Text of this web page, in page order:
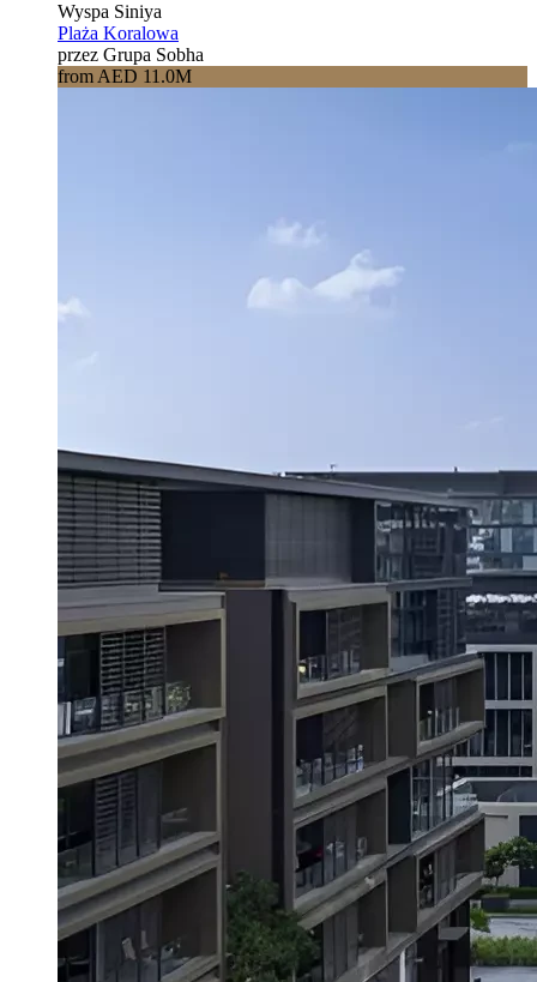
Wyspa Siniya
Plaża Koralowa
przez Grupa Sobha
from AED 11.0M